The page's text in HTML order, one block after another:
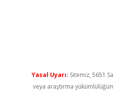
Yasal Uyarı: Sitemiz, 5651
veya araştırma